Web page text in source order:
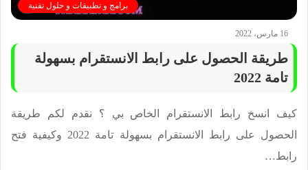
برامج و تطبيقات و حلول تقنية
16 مارس، 2022
طريقة الحصول على رابط الانستقرام بسهولة
تامة 2022
كيف انسخ رابط الانستقرام الخاص بي ؟ نقدم لكم طريقة
الحصول على رابط الانستقرام بسهولة تامة 2022 وكيفية فتح
رابط…